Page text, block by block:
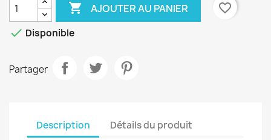
 AJOUTER AU PANIER
favorite_border
 Disponible
Partager
Description Détails du produit